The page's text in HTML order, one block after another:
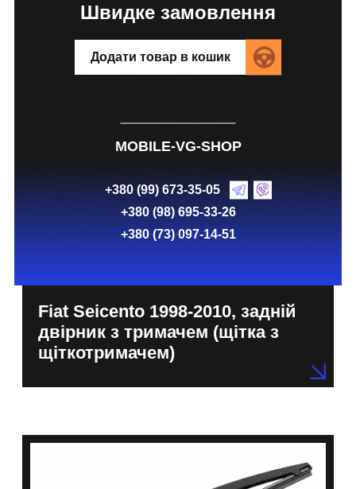
Швидке замовлення
Додати товар в кошик
MOBILE-VG-SHOP
+380 (99) 673-35-05
+380 (98) 695-33-26
+380 (73) 097-14-51
Fiat Seicento 1998-2010, задній
двірник з тримачем (щітка з
щіткотримачем)